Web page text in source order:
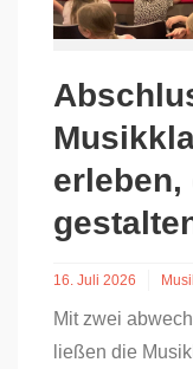
erleben,
16. Juli 2026
Mit zwei
ließen die